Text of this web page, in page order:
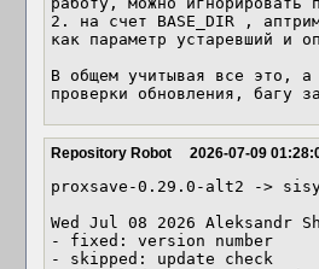
2. на счет BASE_DIR ,
как параметр устаревший и
В общем учитывая все это, а
проверки обновления, багу
Repository Robot 2026-07-09
proxsave-0.29.0-alt2 ->
Wed Jul 08 2026 Aleksandr
- fixed: version number
- skipped: update check